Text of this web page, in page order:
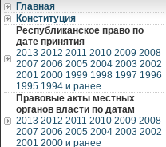
Главная
Конституция
Республиканское право по
дате принятия
2013 2012 2011 2010 2009 2008
2007 2006 2005 2004 2003 2002
2001 2000 1999 1998 1997 1996
1995 1994 и ранее
Правовые акты местных
органов власти по датам
2013 2012 2011 2010 2009 2008
2007 2006 2005 2004 2003 2002
2001 2000 и ранее